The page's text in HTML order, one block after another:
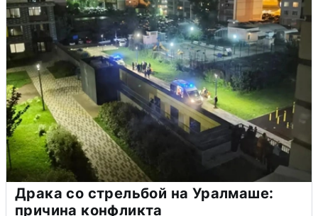
Драка со стрельбой на Уралмаше:
причина конфликта